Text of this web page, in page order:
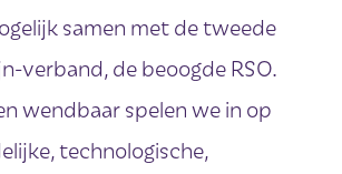
samen met de tweede
verband, de beoogde RSO.
wendbaar spelen we in op
technologische,